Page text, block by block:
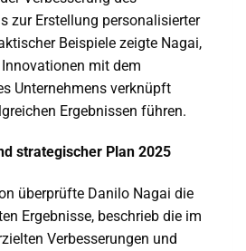
zur Erstellung personalisierter
Beispiele zeigte Nagai,
mit dem
Unternehmens verknüpft
Ergebnissen führen.
strategischer Plan 2025
überprüfte Danilo Nagai die
Ergebnisse, beschrieb die im
Verbesserungen und